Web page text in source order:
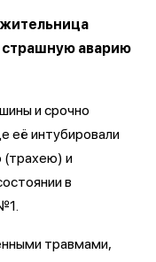
страшную аварию
и срочно
её интубировали
(трахею) и
в
травмами,